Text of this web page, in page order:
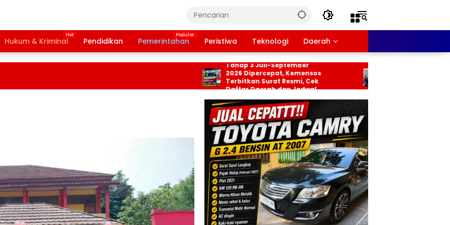
Hukum & Kriminal Pendidikan Pemerintahan Peristiwa Teknologi Daerah
Bansos PKH dan BPNT
Tahap 3 Juli-September
2026 Dipercepat, Kemensos
Terbitkan Surat Resmi, Cek
Daftar Daerah dan Jadwal
Persiapan HUT RI ke-81
Tingkat Kecamatan
Rancabungur
di Desa Cimulang,